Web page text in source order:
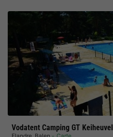
Vodatent Camping GT Keiheuvel